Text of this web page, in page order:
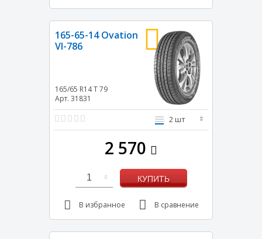
165-65-14 Ovation
VI-786
165/65 R14T79
Арт. 31831
2 шт
2 570
1 КУПИТЬ
В избранное В сравнение